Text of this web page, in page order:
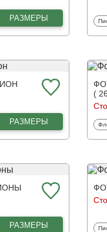
РАЗМЕРЫ
РАЗМЕРЫ
(
РАЗМЕРЫ